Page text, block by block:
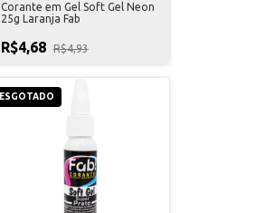
Corante em Gel Soft Gel Neon
25g Laranja Fab
R$4,68 R$4,93
ESGOTADO